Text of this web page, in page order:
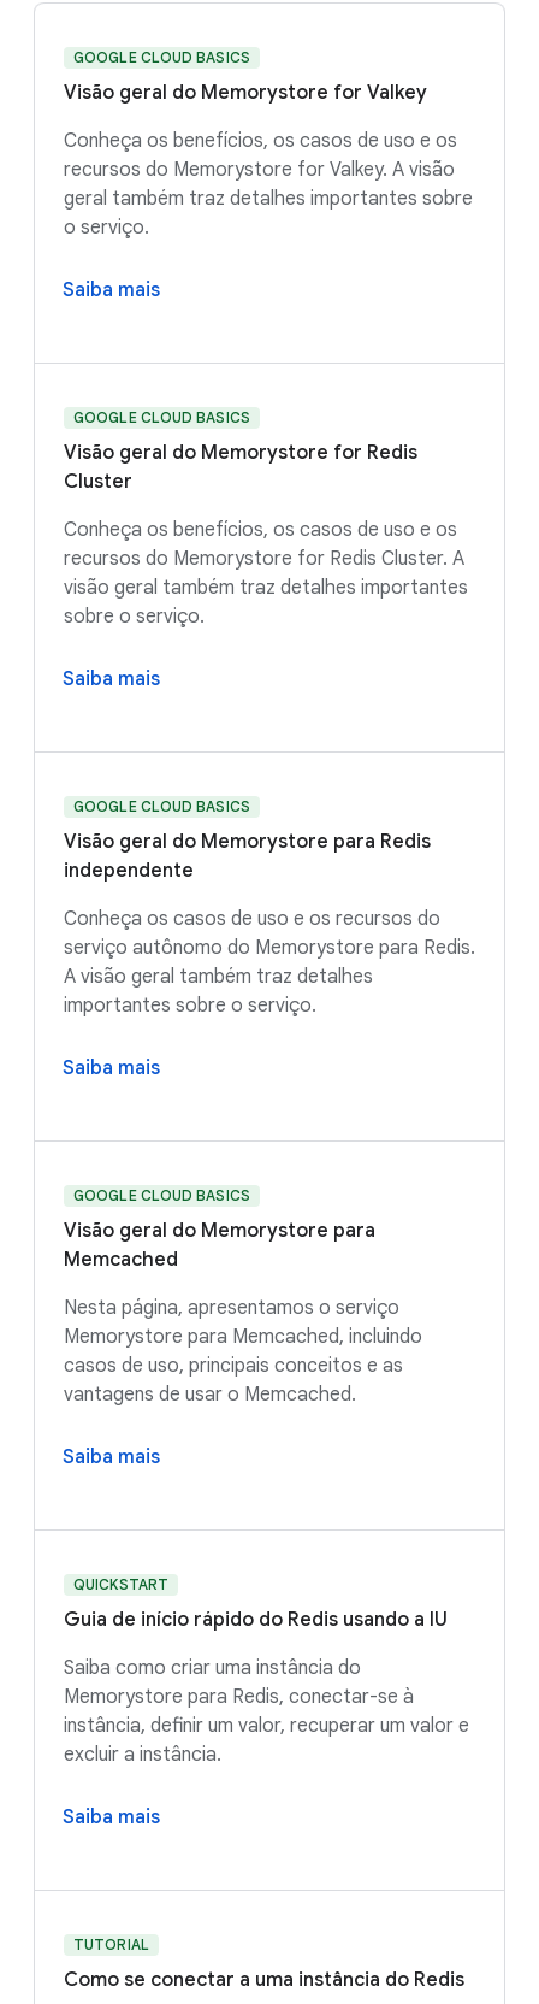
GOOGLE CLOUD BASICS
Visão geral do Memorystore for Valkey
Conheça os benefícios, os casos de uso e os
recursos do Memorystore for Valkey. A visão
geral também traz detalhes importantes sobre
o serviço.
Saiba mais
GOOGLE CLOUD BASICS
Visão geral do Memorystore for Redis
Cluster
Conheça os benefícios, os casos de uso e os
recursos do Memorystore for Redis Cluster. A
visão geral também traz detalhes importantes
sobre o serviço.
Saiba mais
GOOGLE CLOUD BASICS
Visão geral do Memorystore para Redis
independente
Conheça os casos de uso e os recursos do
serviço autônomo do Memorystore para Redis.
A visão geral também traz detalhes
importantes sobre o serviço.
Saiba mais
GOOGLE CLOUD BASICS
Visão geral do Memorystore para
Memcached
Nesta página, apresentamos o serviço
Memorystore para Memcached, incluindo
casos de uso, principais conceitos e as
vantagens de usar o Memcached.
Saiba mais
QUICKSTART
Guia de início rápido do Redis usando a IU
Saiba como criar uma instância do
Memorystore para Redis, conectar-se à
instância, definir um valor, recuperar um valor e
excluir a instância.
Saiba mais
TUTORIAL
Como se conectar a uma instância do Redis